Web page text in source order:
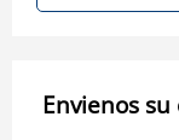
Envienos